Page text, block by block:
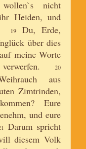
nicht
Heiden, und
19
Du, Erde,
über dies
meine Worte
20
aus
Zimtrinden,
Eure
und eure
Darum spricht
diesem Volk